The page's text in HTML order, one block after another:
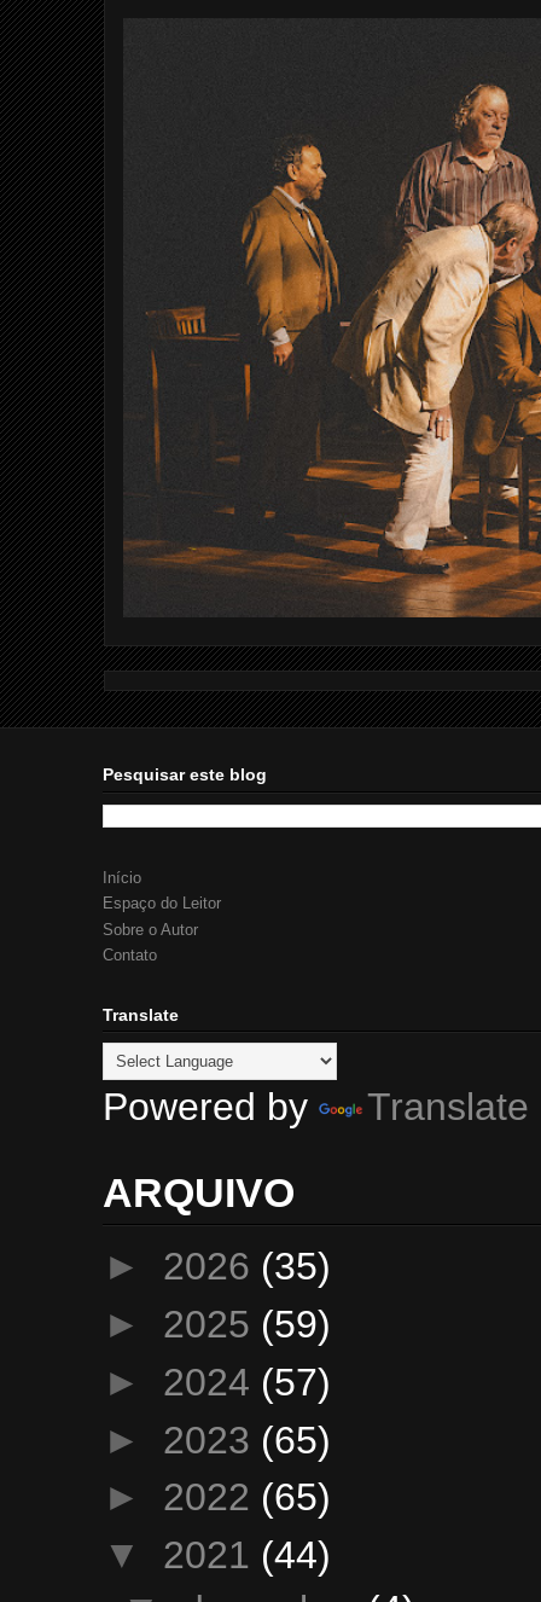
Pesquisar este blog
Início
Espaço do Leitor
Sobre o Autor
Contato
Translate
Powered by Translate
ARQUIVO
► 2026 (35)
► 2025 (59)
► 2024 (57)
► 2023 (65)
► 2022 (65)
▼ 2021 (44)